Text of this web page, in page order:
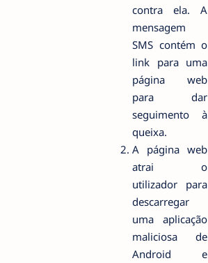
contra ela. A
mensagem
SMS contém o
link para uma
página web
para dar
seguimento à
queixa.
A página web
atrai o
utilizador para
descarregar
uma aplicação
maliciosa de
Android e